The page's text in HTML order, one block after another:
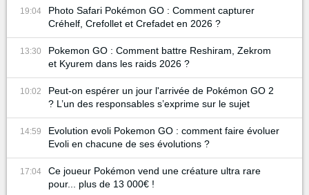
19:04
Photo Safari Pokémon GO : Comment capturer
Créhelf, Crefollet et Crefadet en 2026 ?
13:30
Pokemon GO : Comment battre Reshiram, Zekrom
et Kyurem dans les raids 2026 ?
10:02
Peut-on espérer un jour l'arrivée de Pokémon GO 2
? L’un des responsables s’exprime sur le sujet
14:59
Evolution evoli Pokemon GO : comment faire évoluer
Evoli en chacune de ses évolutions ?
17:04
Ce joueur Pokémon vend une créature ultra rare
pour... plus de 13 000€ !